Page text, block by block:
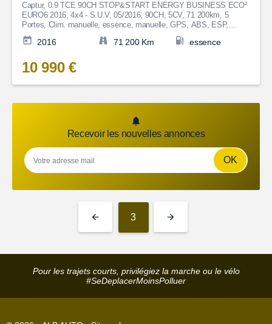
Captur, 0.9 TCE 90CH STOP&START ENERGY BUSINESS ECO²
EURO6 2016, 4x4 - S.U.V, 05/2016, 90CH, 5CV, 71 200km, 5
Portes, Clim. manuelle, essence, manuelle, GPS, ABS, ESP,
Direction assistée, Anti-patinage, Fermeture centralisée, Bluetooth,
Couleur Gris, Garantie 6 mois, 10 990€
2016 71 200 Km essence
10 990 €
Recevoir les nouvelles annonces
OK
3
Pour les trajets courts, privilégiez la marche ou le vélo
#SeDeplacerMoinsPolluer